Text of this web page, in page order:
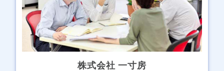
株式会社 一寸房